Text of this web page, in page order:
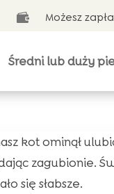
 Możesz
Średni lub duży
kot ominął
zagubionie.
się słabsze.